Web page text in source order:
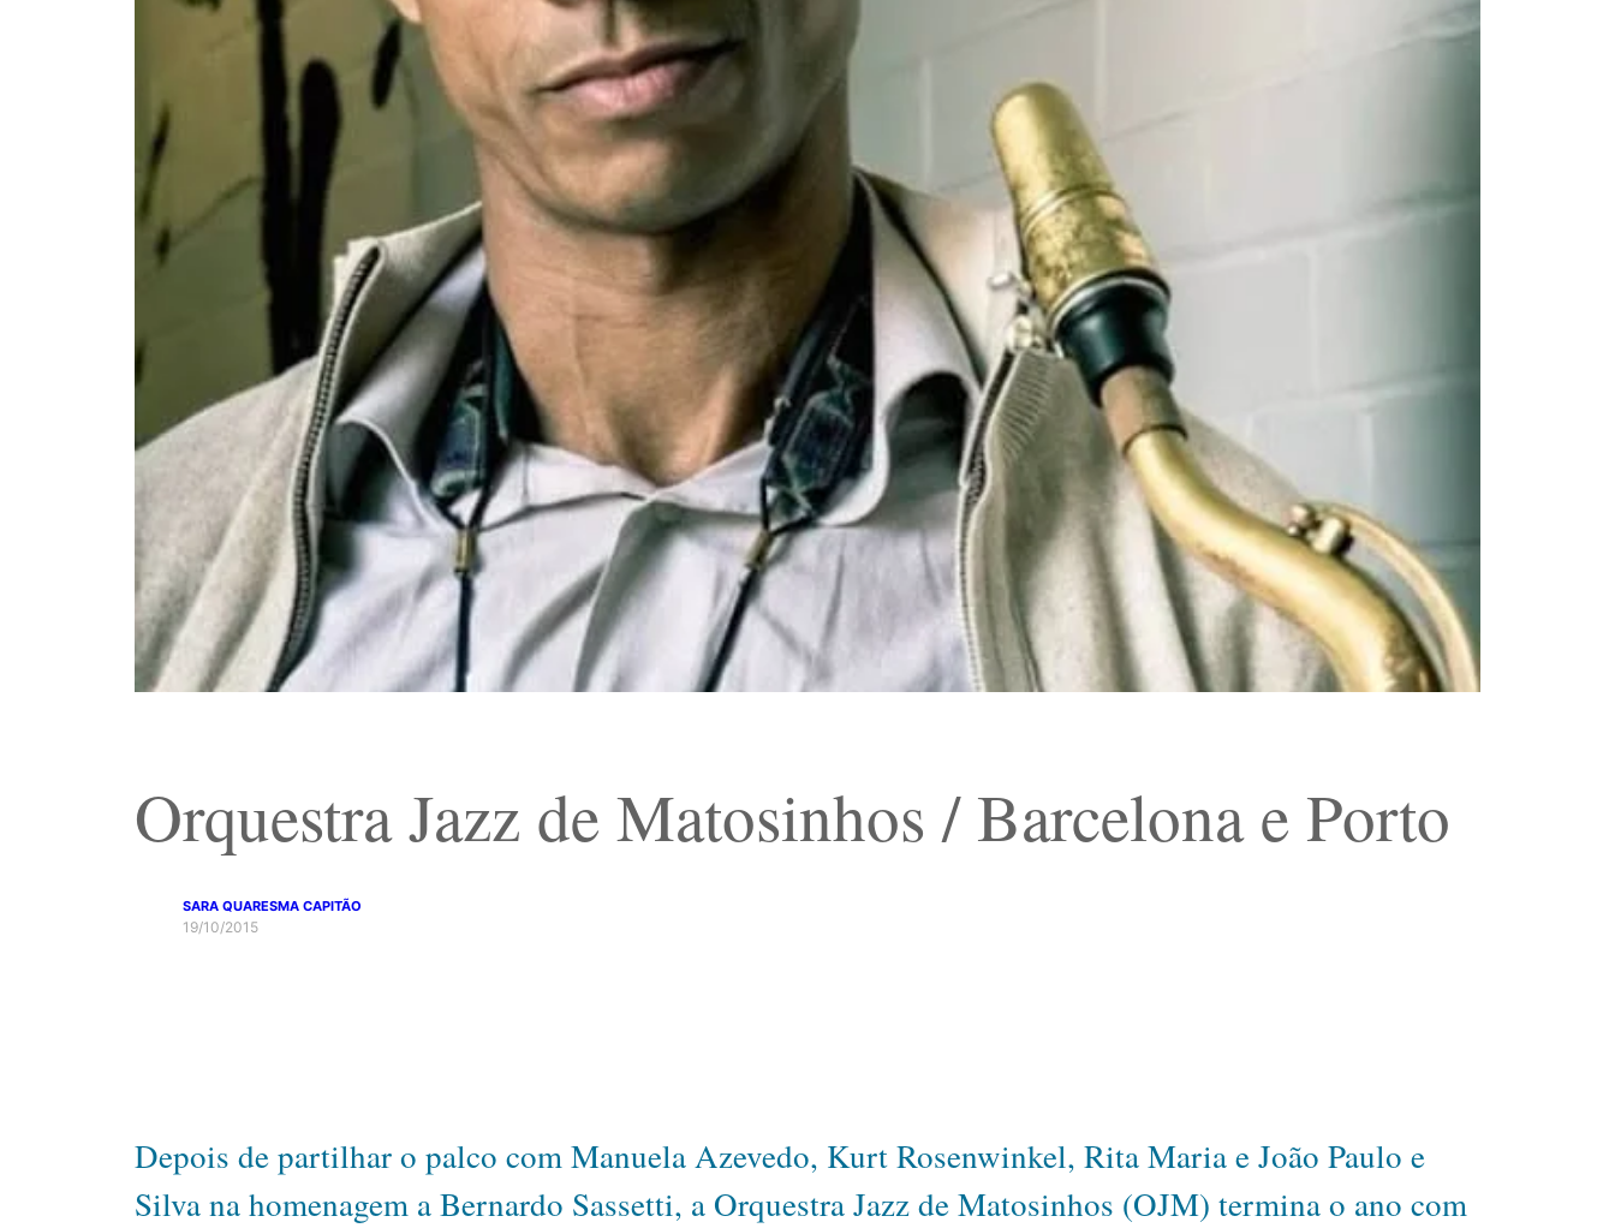
Orquestra Jazz de Matosinhos / Barcelona e Porto
SARA QUARESMA CAPITÃO
19/10/2015
Depois de partilhar o palco com Manuela Azevedo, Kurt Rosenwinkel, Rita Maria e João Paulo e
Silva na homenagem a Bernardo Sassetti, a Orquestra Jazz de Matosinhos (OJM) termina o ano com